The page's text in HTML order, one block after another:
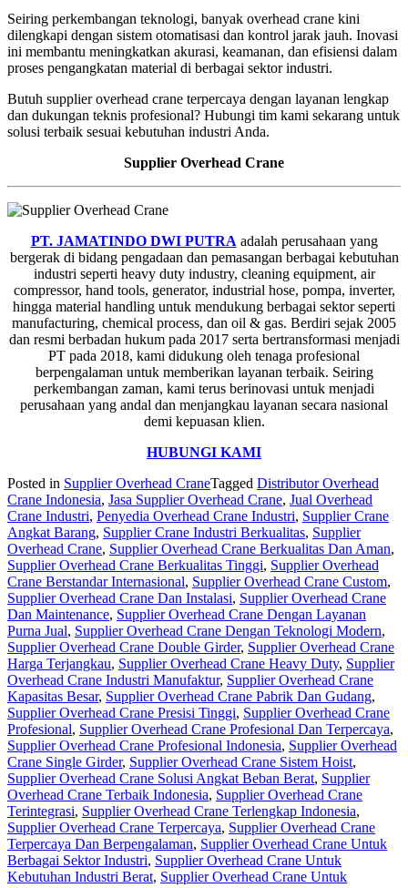
Seiring perkembangan teknologi, banyak overhead crane kini
dilengkapi dengan sistem otomatisasi dan kontrol jarak jauh. Inovasi
ini membantu meningkatkan akurasi, keamanan, dan efisiensi dalam
proses pengangkatan material di berbagai sektor industri.
Butuh supplier overhead crane terpercaya dengan layanan lengkap
dan dukungan teknis profesional? Hubungi tim kami sekarang untuk
solusi terbaik sesuai kebutuhan industri Anda.
Supplier Overhead Crane
PT. JAMATINDO DWI PUTRA adalah perusahaan yang
bergerak di bidang pengadaan dan pemasangan berbagai kebutuhan
industri seperti heavy duty industry, cleaning equipment, air
compressor, hand tools, generator, industrial hose, pompa, inverter,
hingga material handling untuk mendukung berbagai sektor seperti
manufacturing, chemical process, dan oil & gas. Berdiri sejak 2005
dan resmi berbadan hukum pada 2017 serta bertransformasi menjadi
PT pada 2018, kami didukung oleh tenaga profesional
berpengalaman untuk memberikan layanan terbaik. Seiring
perkembangan zaman, kami terus berinovasi untuk menjadi
perusahaan yang andal dan menjangkau layanan secara nasional
demi kepuasan klien.
HUBUNGI KAMI
Posted in Supplier Overhead CraneTagged Distributor Overhead
Crane Indonesia, Jasa Supplier Overhead Crane, Jual Overhead
Crane Industri, Penyedia Overhead Crane Industri, Supplier Crane
Angkat Barang, Supplier Crane Industri Berkualitas, Supplier
Overhead Crane, Supplier Overhead Crane Berkualitas Dan Aman,
Supplier Overhead Crane Berkualitas Tinggi, Supplier Overhead
Crane Berstandar Internasional, Supplier Overhead Crane Custom,
Supplier Overhead Crane Dan Instalasi, Supplier Overhead Crane
Dan Maintenance, Supplier Overhead Crane Dengan Layanan
Purna Jual, Supplier Overhead Crane Dengan Teknologi Modern,
Supplier Overhead Crane Double Girder, Supplier Overhead Crane
Harga Terjangkau, Supplier Overhead Crane Heavy Duty, Supplier
Overhead Crane Industri Manufaktur, Supplier Overhead Crane
Kapasitas Besar, Supplier Overhead Crane Pabrik Dan Gudang,
Supplier Overhead Crane Presisi Tinggi, Supplier Overhead Crane
Profesional, Supplier Overhead Crane Profesional Dan Terpercaya,
Supplier Overhead Crane Profesional Indonesia, Supplier Overhead
Crane Single Girder, Supplier Overhead Crane Sistem Hoist,
Supplier Overhead Crane Solusi Angkat Beban Berat, Supplier
Overhead Crane Terbaik Indonesia, Supplier Overhead Crane
Terintegrasi, Supplier Overhead Crane Terlengkap Indonesia,
Supplier Overhead Crane Terpercaya, Supplier Overhead Crane
Terpercaya Dan Berpengalaman, Supplier Overhead Crane Untuk
Berbagai Sektor Industri, Supplier Overhead Crane Untuk
Kebutuhan Industri Berat, Supplier Overhead Crane Untuk